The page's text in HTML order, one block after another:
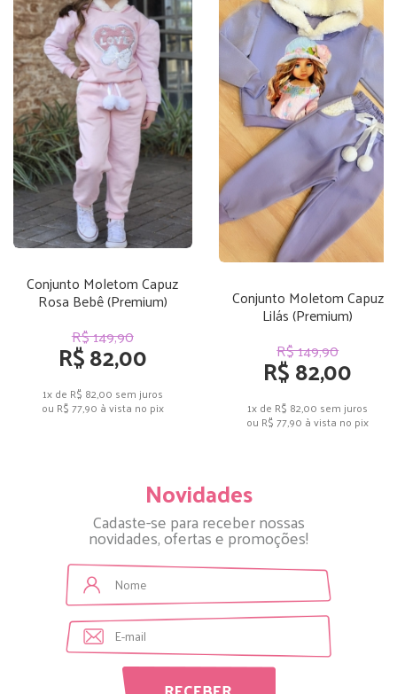
Conjunto Moletom Capuz
Rosa Bebê (Premium)
R$ 149,90
R$ 82,00
1x de R$ 82,00 sem juros
ou R$ 77,90 à vista no pix
Conjunto Moletom Capuz
Lilás (Premium)
R$ 149,90
R$ 82,00
1x de R$ 82,00 sem juros
ou R$ 77,90 à vista no pix
Novidades
Cadaste-se para receber nossas
novidades, ofertas e promoções!